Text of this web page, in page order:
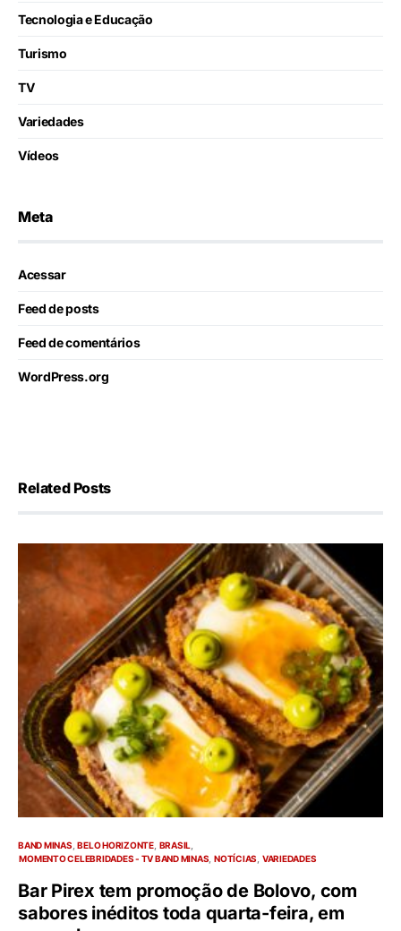
Tecnologia e Educação
Turismo
TV
Variedades
Vídeos
Meta
Acessar
Feed de posts
Feed de comentários
WordPress.org
Related Posts
BAND MINAS BELO HORIZONTE BRASIL
MOMENTO CELEBRIDADES - TV BAND MINAS NOTÍCIAS VARIEDADES
Bar Pirex tem promoção de Bolovo, com
sabores inéditos toda quarta-feira, em